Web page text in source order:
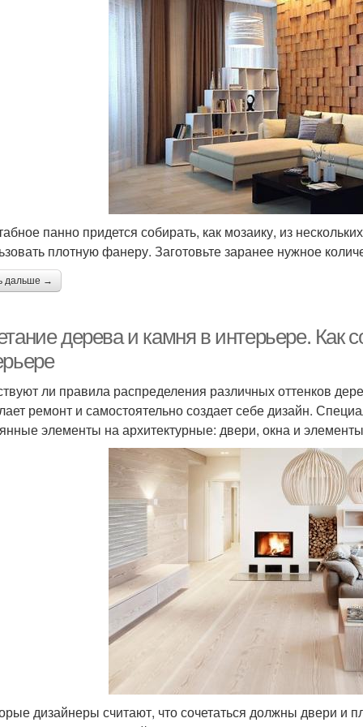
панно придется собирать, как мозаику, из
плотную фанеру. Заготовьте заранее нужное
дальше →
дерева и камня в интерьере. Как
ли правила распределения различных оттенков
ремонт и самостоятельно создает себе дизайн.
элементы на архитектурные: двери, окна и
дизайнеры считают, что сочетаться должны двери и